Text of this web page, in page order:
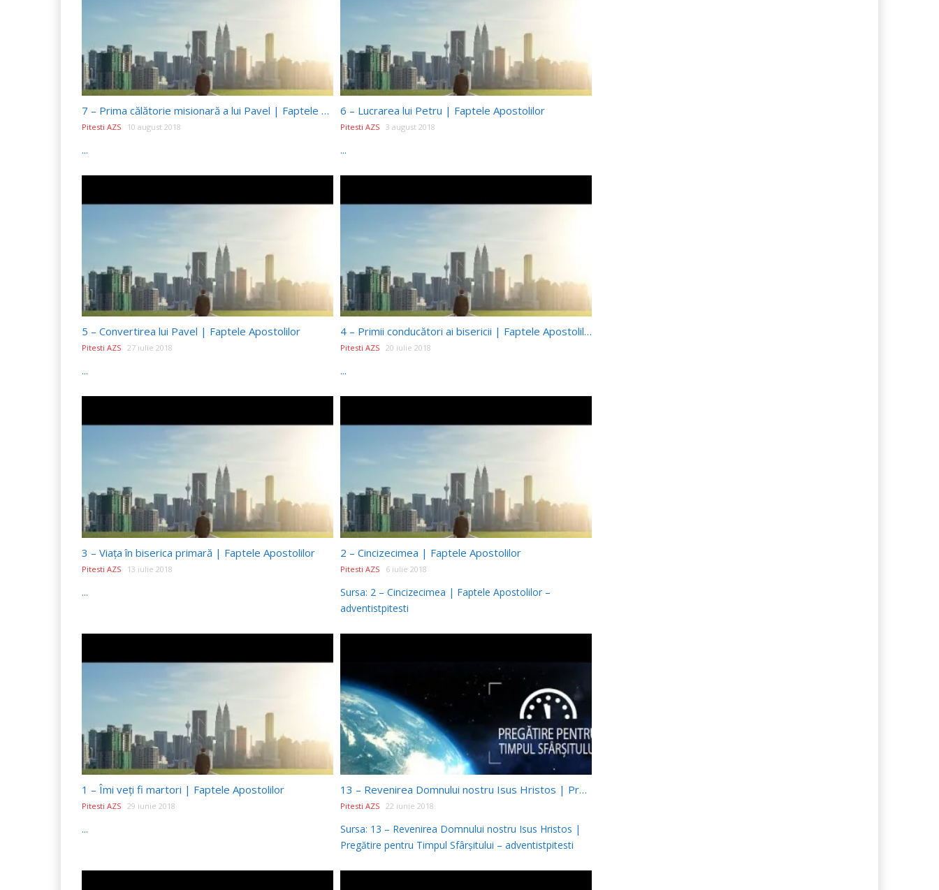
7 – Prima călătorie misionară a lui Pavel | Faptele Apostolilor
Pitesti AZS 10 august 2018
...
6 – Lucrarea lui Petru | Faptele Apostolilor
Pitesti AZS 3 august 2018
...
5 – Convertirea lui Pavel | Faptele Apostolilor
Pitesti AZS 27 iulie 2018
...
4 – Primii conducători ai bisericii | Faptele Apostolilor
Pitesti AZS 20 iulie 2018
...
3 – Viața în biserica primară | Faptele Apostolilor
Pitesti AZS 13 iulie 2018
...
2 – Cincizecimea | Faptele Apostolilor
Pitesti AZS 6 iulie 2018
Sursa: 2 – Cincizecimea | Faptele Apostolilor –
adventistpitesti
1 – Îmi veți fi martori | Faptele Apostolilor
Pitesti AZS 29 iunie 2018
...
13 – Revenirea Domnului nostru Isus Hristos | Pregătire pentru Timpul Sfârșitului
Pitesti AZS 22 iunie 2018
Sursa: 13 – Revenirea Domnului nostru Isus Hristos |
Pregătire pentru Timpul Sfârșitului – adventistpitesti